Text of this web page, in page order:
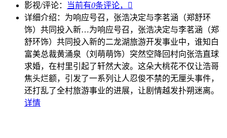
影视/评论：
当前有0条评论，

详细介绍： 为响应号召，张浩决定与李茗涵（郑舒环
饰）共同投入新…为响应号召，张浩决定与李茗涵（郑
舒环饰）共同投入新的二龙湖旅游开发事业中，谁知白
富美总裁黄涌泉（刘萌萌饰）突然空降回村向张浩直球
求婚，在村里引起了轩然大波。这朵大桃花不仅让浩哥
焦头烂额，引发了一系列让人忍俊不禁的无厘头事件，
还打乱了全村旅游事业的进展，让剧情越发扑朔迷离。
详情